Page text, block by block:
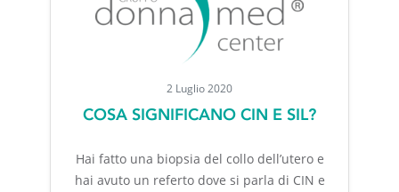
2 Luglio 2020
COSA SIGNIFICANO CIN E SIL?
Hai fatto una biopsia del collo dell’utero e
hai avuto un referto dove si parla di CIN e